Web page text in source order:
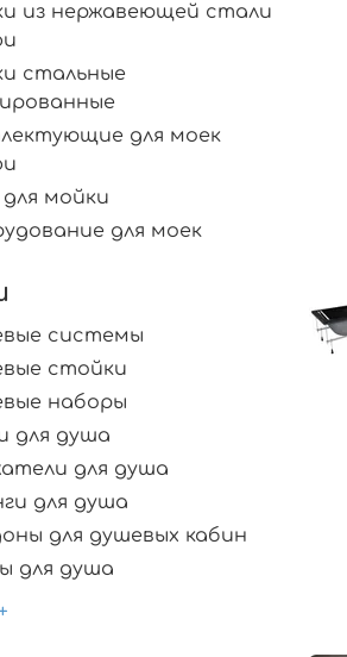
из нержавеющей стали
стальные
для моек
мойки
для моек
системы
стойки
наборы
для душа
для душа
для душа
для душевых кабин
для душа